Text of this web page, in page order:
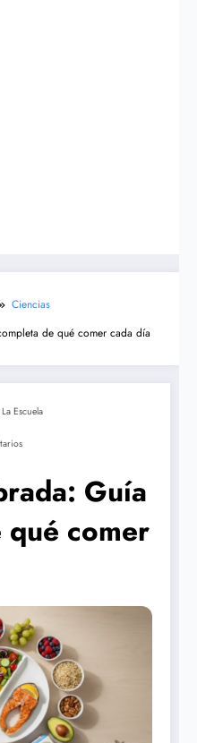
Ciencias
de qué comer cada día
Escuela
Guía
comer